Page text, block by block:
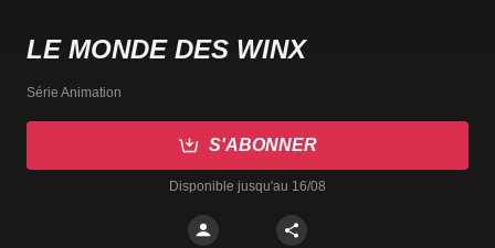
LE MONDE DES WINX
Série Animation
S'ABONNER
Disponible jusqu'au 16/08